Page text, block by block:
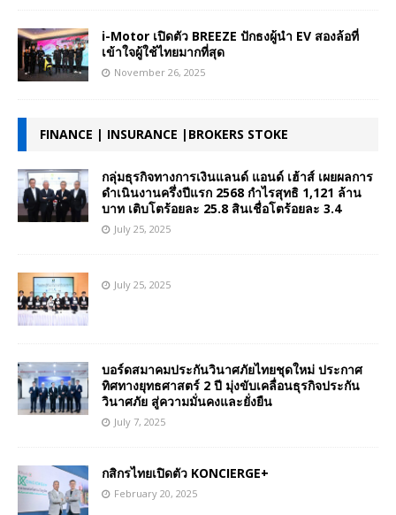
i-Motor เปิดตัว BREEZE ปักธงผู้นำ EV สองล้อที่
เข้าใจผู้ใช้ไทยมากที่สุด
November 26, 2025
FINANCE | INSURANCE |BROKERS STOKE
กลุ่มธุรกิจทางการเงินแลนด์ แอนด์ เฮ้าส์ เผยผลการ
ดำเนินงานครึ่งปีแรก 2568 กำไรสุทธิ 1,121 ล้าน
บาท เติบโตร้อยละ 25.8 สินเชื่อโตร้อยละ 3.4
July 25, 2025
July 25, 2025
บอร์ดสมาคมประกันวินาศภัยไทยชุดใหม่ ประกาศ
ทิศทางยุทธศาสตร์ 2 ปี มุ่งขับเคลื่อนธุรกิจประกัน
วินาศภัย สู่ความมั่นคงและยั่งยืน
July 7, 2025
กสิกรไทยเปิดตัว KONCIERGE+
February 20, 2025